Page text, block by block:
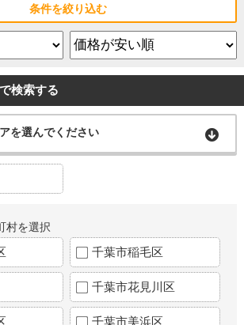
条件を絞り込む
検索する
を選んでください
村を選択
千葉市稲毛区
千葉市花見川区
千葉市美浜区